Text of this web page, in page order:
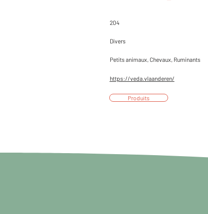
204
Divers
Petits animaux, Chevaux, Ruminants
https://veda.vlaanderen/
Produits